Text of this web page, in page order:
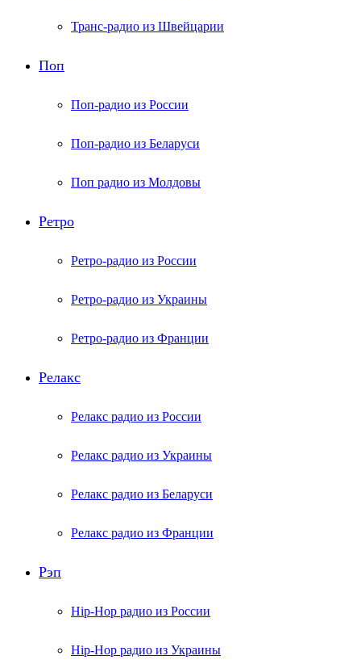
Транс-радио из Швейцарии
Поп
Поп-радио из России
Поп-радио из Беларуси
Поп радио из Молдовы
Ретро
Ретро-радио из России
Ретро-радио из Украины
Ретро-радио из Франции
Релакс
Релакс радио из России
Релакс радио из Украины
Релакс радио из Беларуси
Релакс радио из Франции
Рэп
Hip-Hop радио из России
Hip-Hop радио из Украины